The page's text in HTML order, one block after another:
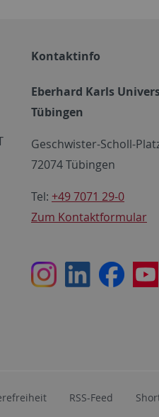
Kontaktinfo
Eberhard Karls
Tübingen
Geschwister-Scholl-
72074 Tübingen
Tel: +49 7071 29-0
Zum Kontaktformular
InstagramLinkedInFacebook
RSS-Feed